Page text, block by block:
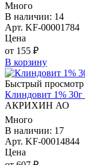
Много
В наличии: 14
Арт. KF-00001784
Цена
от 155 ₽
В корзину
Быстрый просмотр
Клиндовит 1%
АКРИХИН АО
Много
В наличии: 17
Арт. KF-00014844
Цена